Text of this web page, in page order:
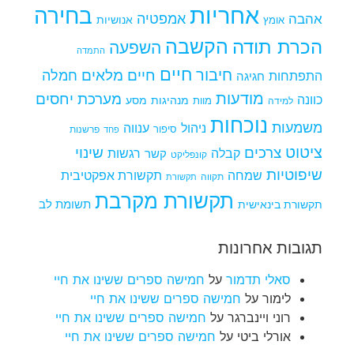
אהבה אומץ אחריות אמפטיה אנושיות בחירה
הכרת תודה הקשבה השפעה התמדה
התפתחות חגיגה חיבור חיים חיים מלאים חמלה
כוונה למידה מודעות מוות מנהיגות מסע מערכת יחסים
משמעות נוכחות ניהול סיפור ענווה פחד פרשנות
ציטוט צרכים קבלה קונפליקט קשר רגשות שינוי
שיפוטיות שמחה תקווה תקשורת תקשורת אפקטיבית
תקשורת בינאישית תקשורת מקרבת תשומת לב
תגובות אחרונות
סאלי תדמור על חמישה ספרים ששינו את חיי
לימור על חמישה ספרים ששינו את חיי
רוני ויינברגר על חמישה ספרים ששינו את חיי
אורלי ביטי על חמישה ספרים ששינו את חיי